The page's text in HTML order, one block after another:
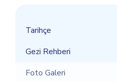
Tarihçe
Gezi Rehberi
Foto Galeri